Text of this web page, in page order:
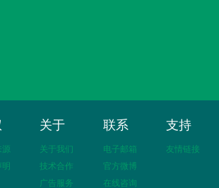
明
关于
关于我们
技术合作
广告服务
联系
电子邮箱
官方微博
在线咨询
支持
友情链接